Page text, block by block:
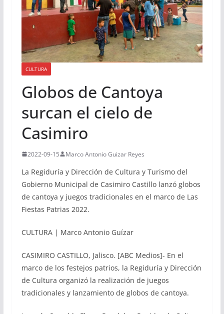
CULTURA
Globos de Cantoya
surcan el cielo de
Casimiro
2022-09-15 Marco Antonio Guizar Reyes
La Regiduría y Dirección de Cultura y Turismo del
Gobierno Municipal de Casimiro Castillo lanzó globos
de cantoya y juegos tradicionales en el marco de Las
Fiestas Patrias 2022.
CULTURA | Marco Antonio Guízar
CASIMIRO CASTILLO, Jalisco. [ABC Medios]- En el
marco de los festejos patrios, la Regiduría y Dirección
de Cultura organizó la realización de juegos
tradicionales y lanzamiento de globos de cantoya.